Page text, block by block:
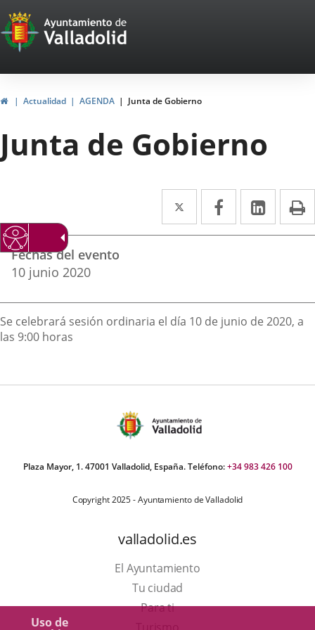
Uso de
Portal
Web
del
Ayuntamiento
de
Valladolid
InicioActualidad AGENDA Junta de Gobierno
Junta de Gobierno
Twitter
Enlace
a
externa.
Facebook
Enlace
a
externa.
Enlace
a
Datos
del
evento
Fechas del evento
10 junio 2020
Descripción
Se celebrará sesión ordinaria el día 10 de junio de 2020, a
las 9:00 horas
Plaza Mayor, 1. 47001 Valladolid, España. Teléfono:+34 983 426 100
Copyright 2025 - Ayuntamiento de Valladolid
valladolid.es
El Ayuntamiento
Tu ciudad
Para ti